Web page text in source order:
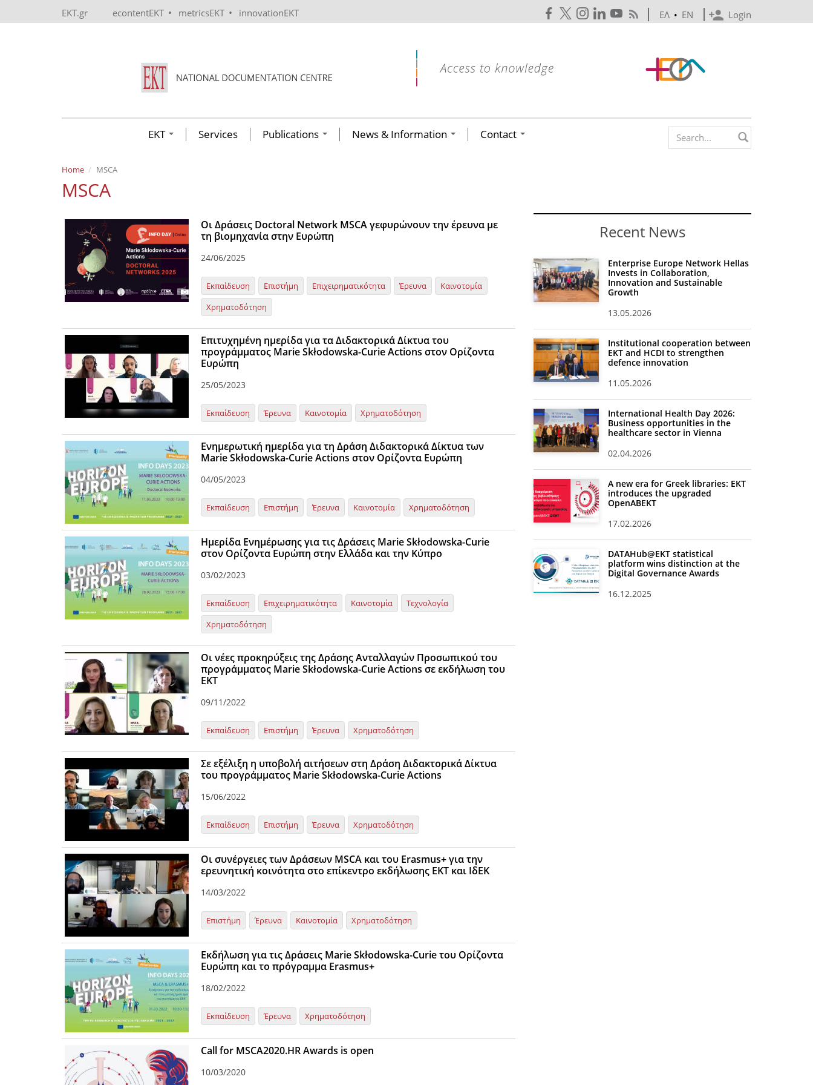
EKT.gr econtentEKT • metricsEKT • innovationEKT Login
ΕΛ • EN
EKT Services Publications News & Information Contact Search form
Home MSCA
MSCA
Οι Δράσεις Doctoral Network MSCA γεφυρώνουν την έρευνα με
τη βιομηχανία στην Ευρώπη
24/06/2025
Εκπαίδευση Επιστήμη Επιχειρηματικότητα Έρευνα
Καινοτομία
Χρηματοδότηση
Επιτυχημένη ημερίδα για τα Διδακτορικά Δίκτυα του
προγράμματος Marie Skłodowska-Curie Actions στον Ορίζοντα
Ευρώπη
25/05/2023
Εκπαίδευση Έρευνα Καινοτομία Χρηματοδότηση
Ενημερωτική ημερίδα για τη Δράση Διδακτορικά Δίκτυα των
Marie Skłodowska-Curie Actions στον Ορίζοντα Ευρώπη
04/05/2023
Εκπαίδευση Επιστήμη Έρευνα Καινοτομία Χρηματοδότηση
Ημερίδα Ενημέρωσης για τις Δράσεις Marie Skłodowska-Curie
στον Ορίζοντα Ευρώπη στην Ελλάδα και την Κύπρο
03/02/2023
Εκπαίδευση Επιχειρηματικότητα Καινοτομία
Τεχνολογία
Χρηματοδότηση
Οι νέες προκηρύξεις της Δράσης Ανταλλαγών Προσωπικού του
προγράμματος Marie Skłodowska-Curie Actions σε εκδήλωση του
ΕΚΤ
09/11/2022
Εκπαίδευση Επιστήμη Έρευνα Χρηματοδότηση
Σε εξέλιξη η υποβολή αιτήσεων στη Δράση Διδακτορικά Δίκτυα
του προγράμματος Marie Skłodowska-Curie Actions
15/06/2022
Εκπαίδευση Επιστήμη Έρευνα Χρηματοδότηση
Οι συνέργειες των Δράσεων MSCA και του Erasmus+ για την
ερευνητική κοινότητα στο επίκεντρο εκδήλωσης ΕΚΤ και ΙδΕΚ
14/03/2022
Επιστήμη Έρευνα Καινοτομία Χρηματοδότηση
Εκδήλωση για τις Δράσεις Marie Skłodowska-Curie του Ορίζοντα
Ευρώπη και το πρόγραμμα Erasmus+
18/02/2022
Εκπαίδευση Έρευνα Χρηματοδότηση
Call for MSCA2020.HR Awards is open
10/03/2020
Recent News
Enterprise Europe Network Hellas
Invests in Collaboration,
Innovation and Sustainable
Growth
13.05.2026
Institutional cooperation between
EKT and HCDI to strengthen
defence innovation
11.05.2026
International Health Day 2026:
Business opportunities in the
healthcare sector in Vienna
02.04.2026
A new era for Greek libraries: EKT
introduces the upgraded
OpenABEKT
17.02.2026
DATAHub@EKT statistical
platform wins distinction at the
Digital Governance Awards
16.12.2025